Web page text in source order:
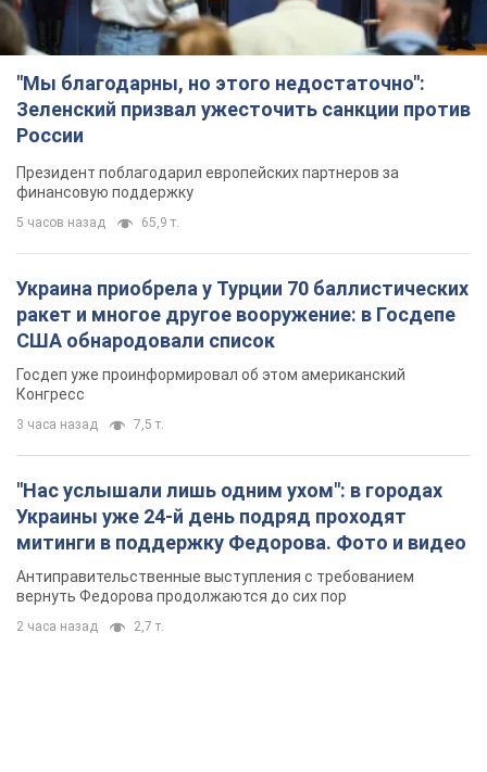
"Мы благодарны, но этого недостаточно":
Зеленский призвал ужесточить санкции против
России
Президент поблагодарил европейских партнеров за
финансовую поддержку
5 часов назад 65,9 т.
Украина приобрела у Турции 70 баллистических
ракет и многое другое вооружение: в Госдепе
США обнародовали список
Госдеп уже проинформировал об этом американский
Конгресс
3 часа назад 7,5 т.
"Нас услышали лишь одним ухом": в городах
Украины уже 24-й день подряд проходят
митинги в поддержку Федорова. Фото и видео
Антиправительственные выступления с требованием
вернуть Федорова продолжаются до сих пор
2 часа назад 2,7 т.